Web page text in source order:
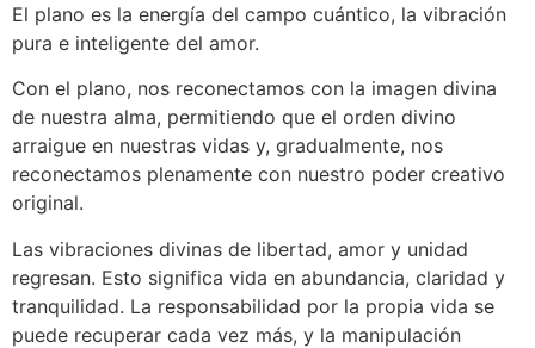
El plano es la energía del campo cuántico, la vibración
pura e inteligente del amor.
Con el plano, nos reconectamos con la imagen divina
de nuestra alma, permitiendo que el orden divino
arraigue en nuestras vidas y, gradualmente, nos
reconectamos plenamente con nuestro poder creativo
original.
Las vibraciones divinas de libertad, amor y unidad
regresan. Esto significa vida en abundancia, claridad y
tranquilidad. La responsabilidad por la propia vida se
puede recuperar cada vez más, y la manipulación